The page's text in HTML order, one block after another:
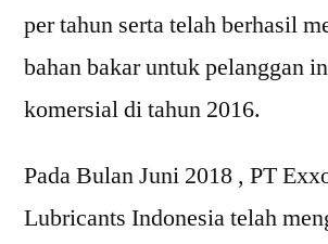
per tahun serta telah berhasil
bahan bakar untuk pelanggan
komersial di tahun 2016.
Pada Bulan Juni 2018 , PT
Lubricants Indonesia telah